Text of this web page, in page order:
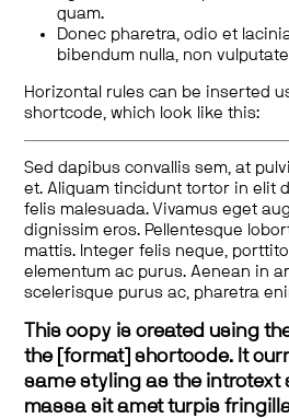
quam.
Donec pharetra, odio et
bibendum nulla, non
Horizontal rules can be inserted
shortcode, which look like this:
Sed dapibus convallis sem, at
et. Aliquam tincidunt tortor in elit
felis malesuada. Vivamus eget
dignissim eros. Pellentesque
mattis. Integer felis neque,
elementum ac purus. Aenean in
scelerisque purus ac, pharetra
This copy is created using
the [format] shortcode. It
same styling as the introtext
massa sit amet turpis